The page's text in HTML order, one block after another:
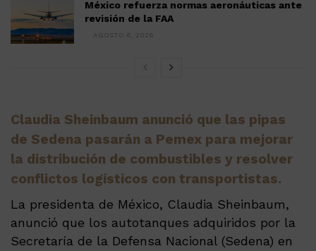
México refuerza normas aeronáuticas ante
revisión de la FAA
AGOSTO 6, 2026
Claudia Sheinbaum anunció que las pipas
de Sedena pasarán a Pemex para mejorar
la distribución de combustibles y resolver
conflictos logísticos con transportistas.
La presidenta de México, Claudia Sheinbaum,
anunció que los autotanques adquiridos por la
Secretaría de la Defensa Nacional (Sedena) en